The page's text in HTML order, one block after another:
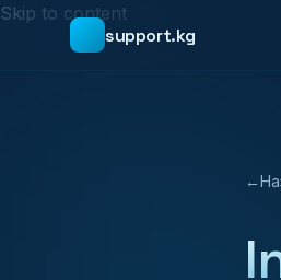
Skip to content
support.kg
←